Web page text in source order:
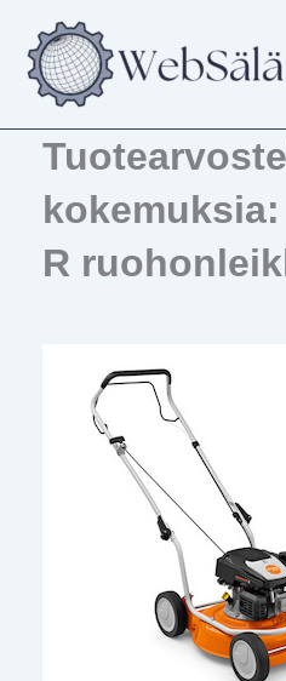
sisältöön
R